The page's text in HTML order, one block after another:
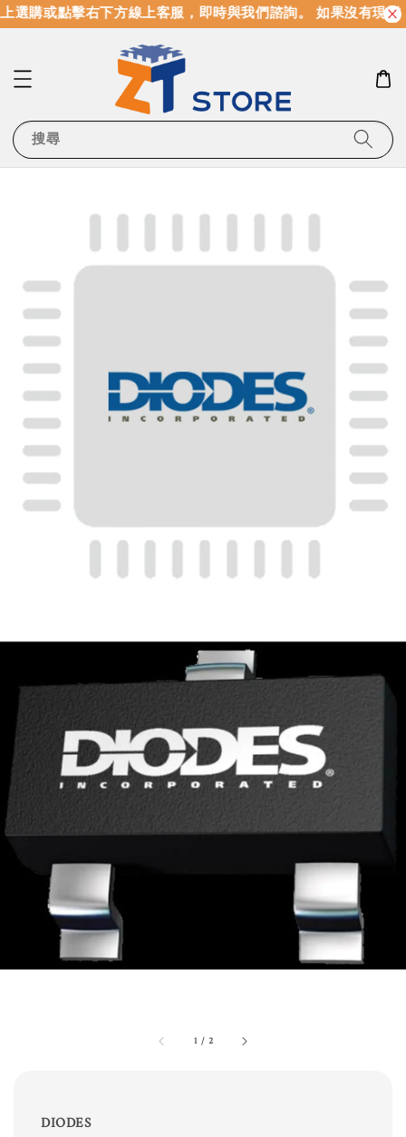
購或點擊右下方線上客服，即時與我們諮詢。 如果沒有現貨
搜尋
1 / 2
DIODES